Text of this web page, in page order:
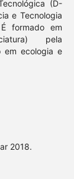
(D-
e Tecnologia
formado em
pela
em ecologia e
2018.